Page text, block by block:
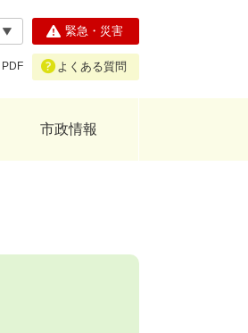
PDF
緊急・災害
よくある質問
市政情報